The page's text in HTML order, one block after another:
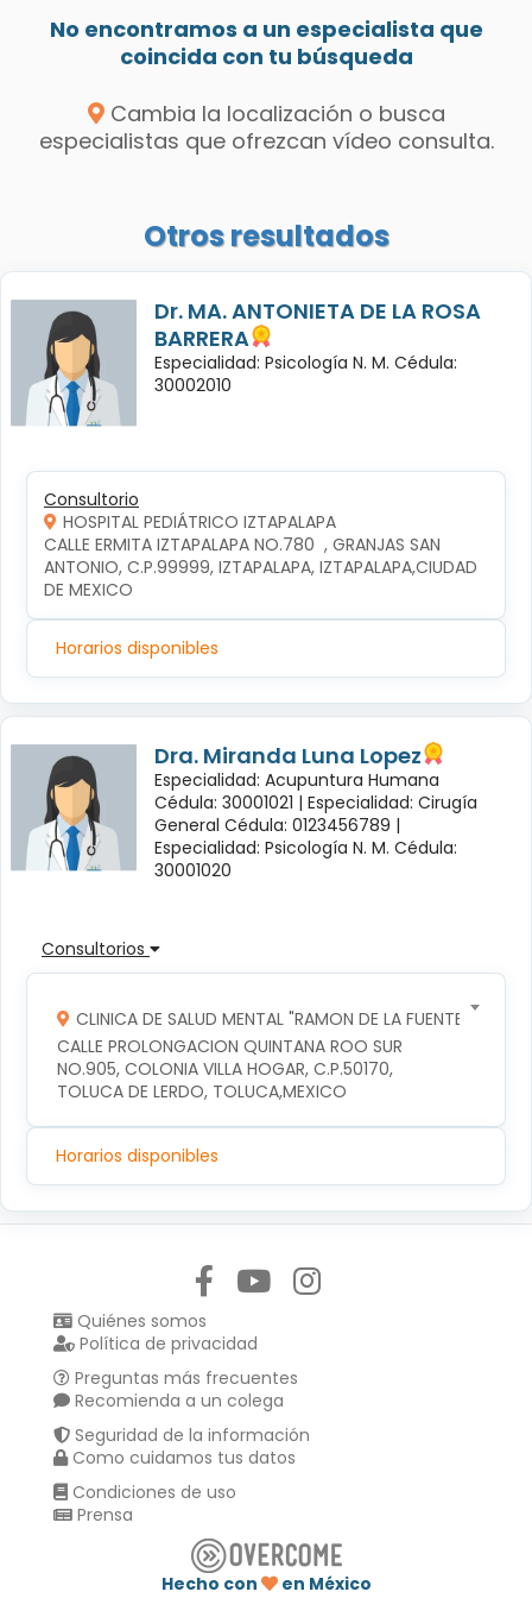
No encontramos a un especialista que
coincida con tu búsqueda
Cambia la localización o busca
especialistas que ofrezcan vídeo consulta.
Otros resultados
Dr. MA. ANTONIETA DE LA ROSA
BARRERA
Especialidad: Psicología N. M. Cédula:
30002010
Consultorio
HOSPITAL PEDIÁTRICO IZTAPALAPA
CALLE ERMITA IZTAPALAPA NO.780  , GRANJAS SAN
ANTONIO, C.P.99999, IZTAPALAPA, IZTAPALAPA,CIUDAD
DE MEXICO
Horarios disponibles
Dra. Miranda Luna Lopez
Especialidad: Acupuntura Humana
Cédula: 30001021 | Especialidad: Cirugía
General Cédula: 0123456789 |
Especialidad: Psicología N. M. Cédula:
30001020
Consultorios
CLINICA DE SALUD MENTAL "RAMON DE LA FUENTE"
CALLE PROLONGACION QUINTANA ROO SUR
NO.905, COLONIA VILLA HOGAR, C.P.50170,
TOLUCA DE LERDO, TOLUCA,MEXICO
Horarios disponibles
Quiénes somos
Política de privacidad
Preguntas más frecuentes
Recomienda a un colega
Seguridad de la información
Como cuidamos tus datos
Condiciones de uso
Prensa
Hecho con en México